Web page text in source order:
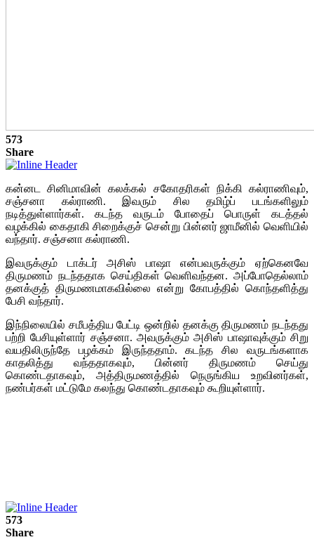
573
Share
கன்னட சினிமாவின் கலக்கல் சகோதரிகள் நிக்கி கல்ராணிவும்,
சஞ்சனா கல்ராணி. இவரும் சில தமிழ்ப் படங்களிலும்
நடித்துள்ளார்கள். கடந்த வருடம் போதைப் பொருள் கடத்தல்
வழக்கில் கைதாகி சிறைக்குச் சென்று பின்னர் ஜாமீனில் வெளியில்
வந்தார். சஞ்சனா கல்ராணி.
இவருக்கும் டாக்டர் அசிஸ் பாஷா என்பவருக்கும் ஏற்கெனவே
திருமணம் நடந்ததாக செய்திகள் வெளிவந்தன. அப்போதெல்லாம்
தனக்குத் திருமணமாகவில்லை என்று கோபத்தில் கொந்தளித்து
பேசி வந்தார்.
இந்நிலையில் சமீபத்திய பேட்டி ஒன்றில் தனக்கு திருமணம் நடந்தது
பற்றி பேசியுள்ளார் சஞ்சனா. அவருக்கும் அசிஸ் பாஷாவுக்கும் சிறு
வயதிலிருந்தே பழக்கம் இருந்ததாம். கடந்த சில வருடங்களாக
காதலித்து வந்ததாகவும், பின்னர் திருமணம் செய்து
கொண்டதாகவும், அத்திருமணத்தில் நெருங்கிய உறவினர்கள்,
நண்பர்கள் மட்டுமே கலந்து கொண்டதாகவும் கூறியுள்ளார்.
573
Share